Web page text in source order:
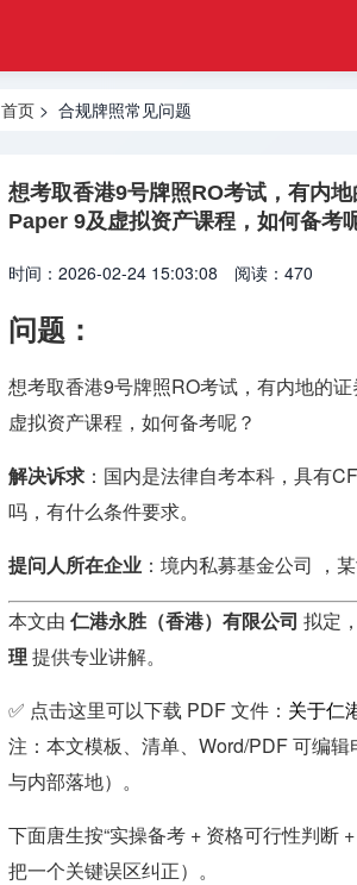
合规
牌照牌照
VASP牌
照
外汇经纪
牌照
牌照
牌照
牌照
投资顾问
牌照
保险相关
牌照
首页 > 合规牌照常见问题
想考取香港9号牌照RO考试，有内
Paper 9及虚拟资产课程，如何备考
时间：2026-02-24 15:03:08 阅读：470
问题 ：
想考取香港9号牌照RO考试，有内地的
虚拟资产课程，如何备考呢？
解决诉求 ：国内是法律自考本科，具有
吗，有什么条件要求。
提问人所在企业 ：境内私募基金公司 ，
本文由 仁港永胜（香港）有限公司 拟定
理 提供专业讲解。
✅ 点击这里可以下载 PDF 文件： 关于仁
注：本文模板、清单、Word/PDF 可编
与内部落地）。
下面唐生按“实操备考 + 资格可行性判断
把一个关键误区纠正）。